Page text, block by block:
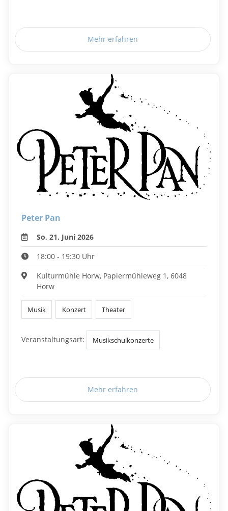
Mehr erfahren
Peter Pan
So, 21. Juni 2026
18:00 - 19:30 Uhr
Kulturmühle Horw, Papiermühleweg 1, 6048
Horw
Musik Konzert Theater
Veranstaltungsart: Musikschulkonzerte
Mehr erfahren